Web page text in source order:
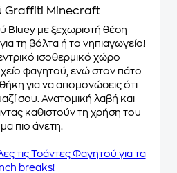
Graffiti Minecraft
Bluey με ξεχωριστή θέση
τη βόλτα ή το νηπιαγωγείο!
ισοθερμικό χώρο
φαγητού, ενώ στον πάτο
για να απομονώσεις ότι
σου. Ανατομική λαβή και
καθιστούν τη χρήση του
πιο άνετη.
τις Τσάντες Φαγητού για τα
breaks!